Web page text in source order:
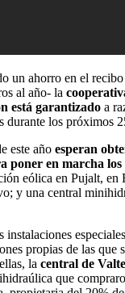
un ahorro en el
al año- la
está garantizado a
durante los próximos
este año esperan
poner en marcha
eólica en Pujalt, en
y una central
instalaciones
propias de las que
la central de
que